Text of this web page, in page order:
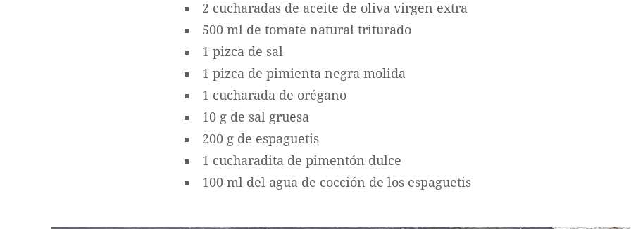
2 cucharadas de aceite de oliva virgen extra
500 ml de tomate natural triturado
1 pizca de sal
1 pizca de pimienta negra molida
1 cucharada de orégano
10 g de sal gruesa
200 g de espaguetis
1 cucharadita de pimentón dulce
100 ml del agua de cocción de los espaguetis